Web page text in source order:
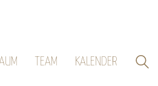
TEAM KALENDER